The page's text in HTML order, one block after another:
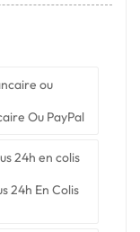
Ou PayPal
24h En Colis